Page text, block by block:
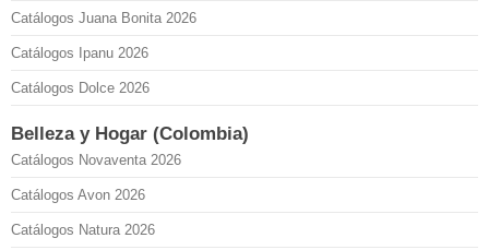
Catálogos Juana Bonita 2026
Catálogos Ipanu 2026
Catálogos Dolce 2026
Belleza y Hogar (Colombia)
Catálogos Novaventa 2026
Catálogos Avon 2026
Catálogos Natura 2026